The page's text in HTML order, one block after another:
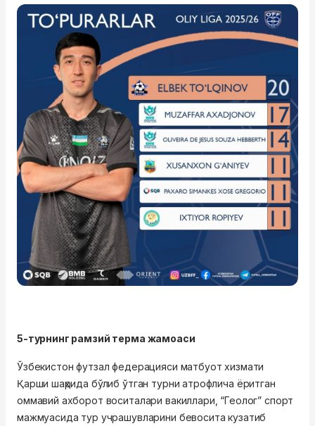
5-турнинг рамзий терма жамоаси
Ўзбекистон футзал федерацияси матбуот хизмати
Қарши шаҳрида бўлиб ўтган турни атрофлича ёритган
оммавий ахборот воситалари вакиллари, “Геолог” спорт
мажмуасида тур учрашувларини бевосита кузатиб